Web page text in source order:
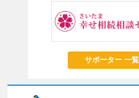
サポーター 一覧